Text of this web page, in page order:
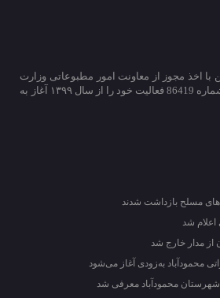
با اخذ مجوز از معاونت امور مطبوعاتی وزارت
فرهنگ و ارشاد اسلامی به شماره 86419 فعالیت خود را از سال ۱۳۹۹ آغاز به
شد
محمودآباد معرفی شد